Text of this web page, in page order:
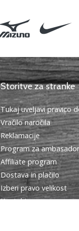
Storitve za stranke
Tukaj uveljavi pravico
Vračilo naročila
Reklamacije
Program za
Affiliate program
Dostava in plačilo
Izberi pravo velikost
Kontakt